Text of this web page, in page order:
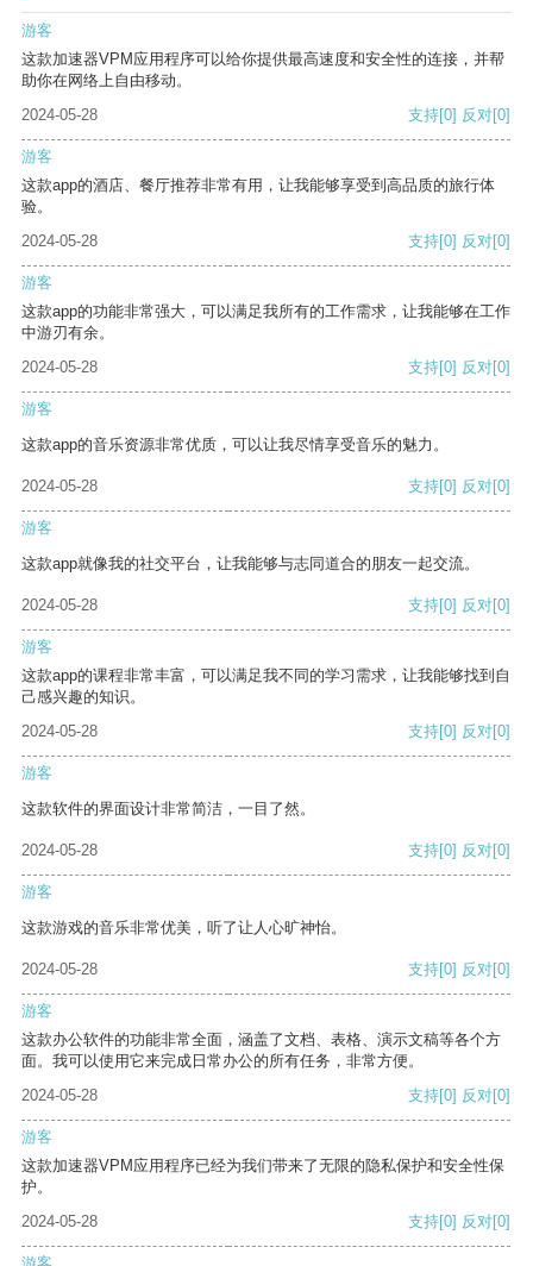
游客
这款加速器VPM应用程序可以给你提供最高速度和安全性的连接，并帮
助你在网络上自由移动。
2024-05-28
支持[0] 反对[0]
游客
这款app的酒店、餐厅推荐非常有用，让我能够享受到高品质的旅行体
验。
2024-05-28
支持[0] 反对[0]
游客
这款app的功能非常强大，可以满足我所有的工作需求，让我能够在工作
中游刃有余。
2024-05-28
支持[0] 反对[0]
游客
这款app的音乐资源非常优质，可以让我尽情享受音乐的魅力。
2024-05-28 支持[0] 反对[0]
游客
这款app就像我的社交平台，让我能够与志同道合的朋友一起交流。
2024-05-28 支持[0] 反对[0]
游客
这款app的课程非常丰富，可以满足我不同的学习需求，让我能够找到自
己感兴趣的知识。
2024-05-28
支持[0] 反对[0]
游客
这款软件的界面设计非常简洁，一目了然。
2024-05-28 支持[0] 反对[0]
游客
这款游戏的音乐非常优美，听了让人心旷神怡。
2024-05-28 支持[0] 反对[0]
游客
这款办公软件的功能非常全面，涵盖了文档、表格、演示文稿等各个方
面。我可以使用它来完成日常办公的所有任务，非常方便。
2024-05-28
支持[0] 反对[0]
游客
这款加速器VPM应用程序已经为我们带来了无限的隐私保护和安全性保
护。
2024-05-28
支持[0] 反对[0]